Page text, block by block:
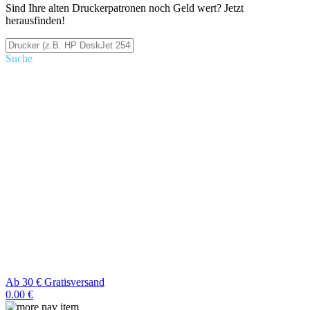
Sind Ihre alten Druckerpatronen noch Geld wert? Jetzt
herausfinden!
Suche
Ab 30 € Gratisversand
0.00 €